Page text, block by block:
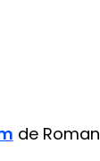
de Roman